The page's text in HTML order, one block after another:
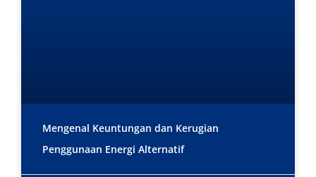
Mengenal Keuntungan dan Kerugian
Penggunaan Energi Alternatif